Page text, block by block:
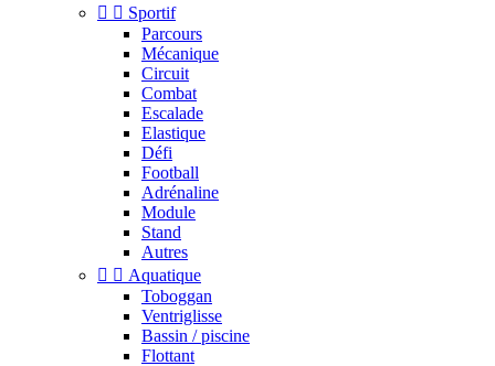
  Sportif
Parcours
Mécanique
Circuit
Combat
Escalade
Elastique
Défi
Football
Adrénaline
Module
Stand
Autres
  Aquatique
Toboggan
Ventriglisse
Bassin / piscine
Flottant